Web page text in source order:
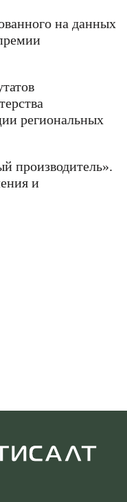
на данных
региональных
производитель».
и